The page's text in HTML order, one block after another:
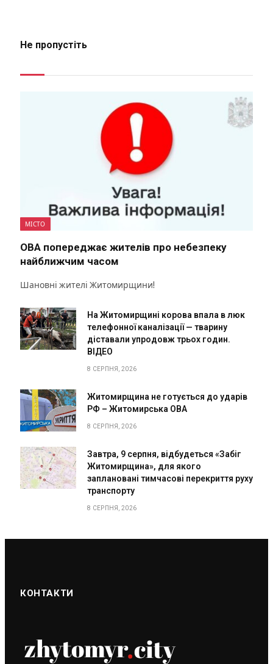
Не пропустіть
МІСТО
ОВА попереджає жителів про небезпеку
найближчим часом
Шановні жителі Житомирщини!
На Житомирщині корова впала в люк
телефонної каналізації — тварину
діставали упродовж трьох годин.
ВІДЕО
8 СЕРПНЯ, 2026
Житомирщина не готується до ударів
РФ – Житомирська ОВА
8 СЕРПНЯ, 2026
Завтра, 9 серпня, відбудеться «Забіг
Житомирщина», для якого
заплановані тимчасові перекриття руху
транспорту
8 СЕРПНЯ, 2026
КОНТАКТИ